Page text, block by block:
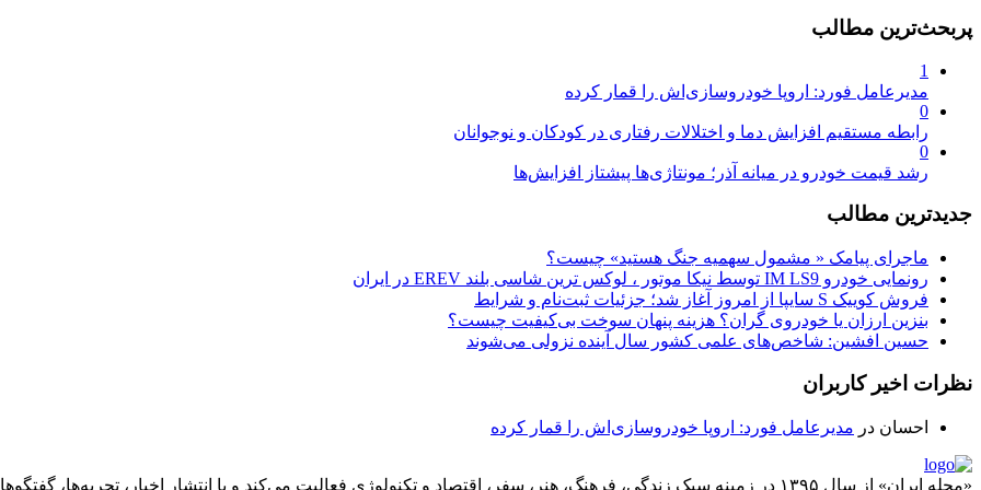
پربحث‌ترین مطالب
1
مدیرعامل فورد: اروپا خودروسازی‌اش را قمار کرده
0
رابطه مستقیم افزایش دما و اختلالات رفتاری در کودکان و نوجوانان
0
رشد قیمت خودرو در میانه آذر؛ مونتاژی‌ها پیشتاز افزایش‌ها
جدیدترین مطالب
ماجرای پیامک « مشمول سهمیه جنگ هستید» چیست؟
رونمایی خودرو IM LS9 توسط نیکا موتور ، لوکس ترین شاسی بلند EREV در ایران
فروش کوییک S سایپا از امروز آغاز شد؛ جزئیات ثبت‌نام و شرایط
بنزین ارزان یا خودروی گران؟ هزینه پنهان سوخت بی‌کیفیت چیست؟
حسین افشین: شاخص‌های علمی کشور سال آینده نزولی می‌شوند
نظرات اخیر کاربران
احسان در مدیرعامل فورد: اروپا خودروسازی‌اش را قمار کرده
«مجله ایران» از سال ۱۳۹۵ در زمینه سبک زندگی، فرهنگ، هنر، سفر، اقتصاد و تکنولوژی فعالیت می‌کند و با انتشار اخبار،